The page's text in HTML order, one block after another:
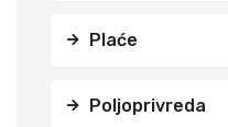
Plaće
Poljoprivreda